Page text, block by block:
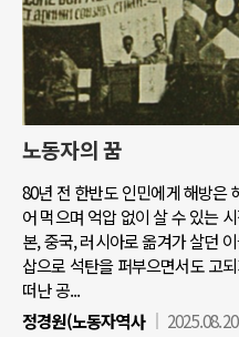
노동자의 꿈
80년 전 한반도 인민에게 해방은
어 먹으며 억압 없이 살 수 있는
본, 중국, 러시아로 옮겨가 살던
삽으로 석탄을 퍼부으면서도 고
떠난 공...
정경원(노동자역사